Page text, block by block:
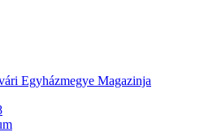
Egyházmegye Magazinja